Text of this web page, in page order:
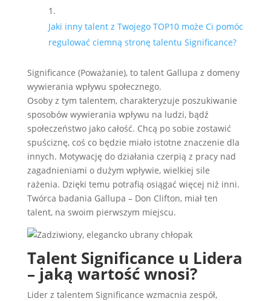
Jaki inny talent z Twojego TOP10 może Ci pomóc
regulować ciemną stronę talentu Significance?
Significance (Poważanie), to talent Gallupa z domeny
wywierania wpływu społecznego.
Osoby z tym talentem, charakteryzuje poszukiwanie
sposobów wywierania wpływu na ludzi, bądź
społeczeństwo jako całość. Chcą po sobie zostawić
spuściznę, coś co będzie miało istotne znaczenie dla
innych. Motywację do działania czerpią z pracy nad
zagadnieniami o dużym wpływie, wielkiej sile
rażenia. Dzięki temu potrafią osiągać więcej niż inni.
Twórca badania Gallupa – Don Clifton, miał ten
talent, na swoim pierwszym miejscu.
Talent Significance u Lidera
– jaką wartość wnosi?
Lider z talentem Significance wzmacnia zespół,